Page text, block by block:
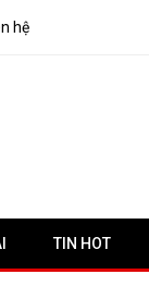
hệ
TIN HOT